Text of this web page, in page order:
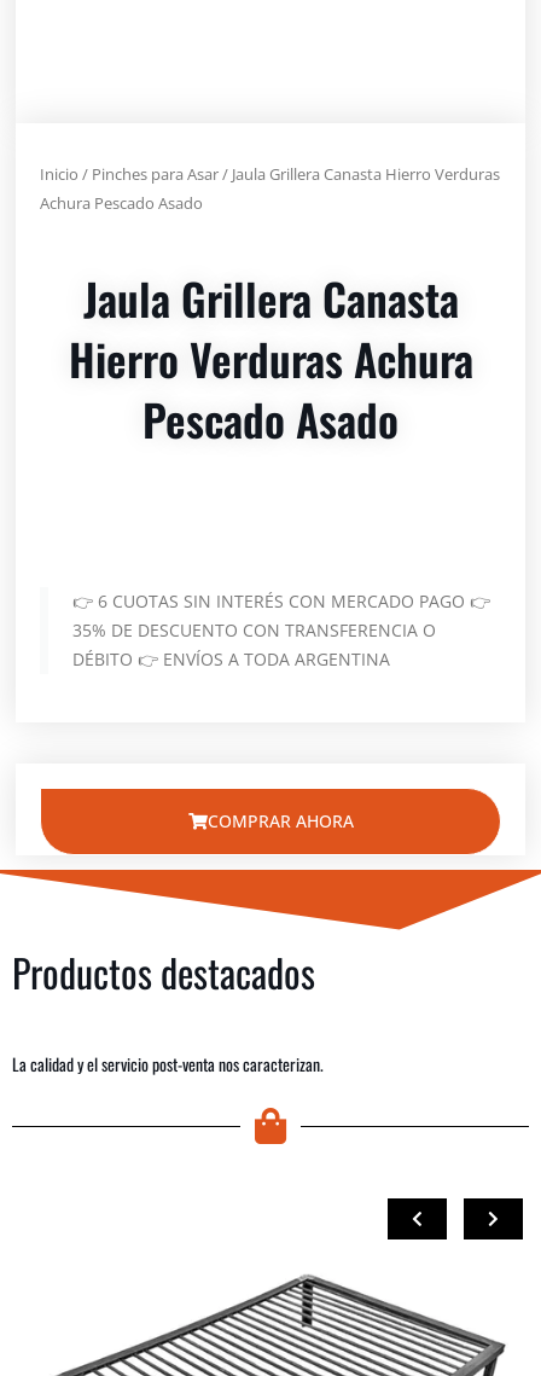
Inicio / Pinches para Asar/ Jaula Grillera Canasta Hierro Verduras
Achura Pescado Asado
Jaula Grillera Canasta
Hierro Verduras Achura
Pescado Asado
👉 6 CUOTAS SIN INTERÉS CON MERCADO PAGO 👉
35% DE DESCUENTO CON TRANSFERENCIA O
DÉBITO 👉 ENVÍOS A TODA ARGENTINA
COMPRAR AHORA
Productos destacados
La calidad y el servicio post-venta nos caracterizan.